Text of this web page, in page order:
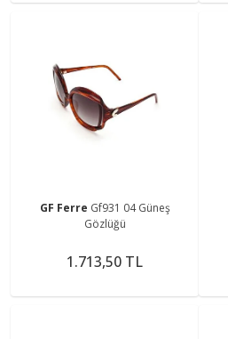
GF Ferre Gf931 04 Güneş
Gözlüğü
1.713,50 TL